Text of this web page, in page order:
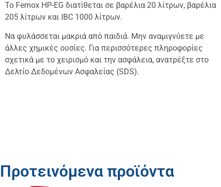
Το Fernox HP-EG διατίθεται σε βαρέλια 20 λίτρων, βαρέλια
205 λίτρων και IBC 1000 λίτρων.
Να φυλάσσεται μακριά από παιδιά. Μην αναμιγνύετε με
άλλες χημικές ουσίες. Για περισσότερες πληροφορίες
σχετικά με το χειρισμό και την ασφάλεια, ανατρέξτε στο
Δελτίο Δεδομένων Ασφαλείας (SDS).
Προτεινόμενα προϊόντα